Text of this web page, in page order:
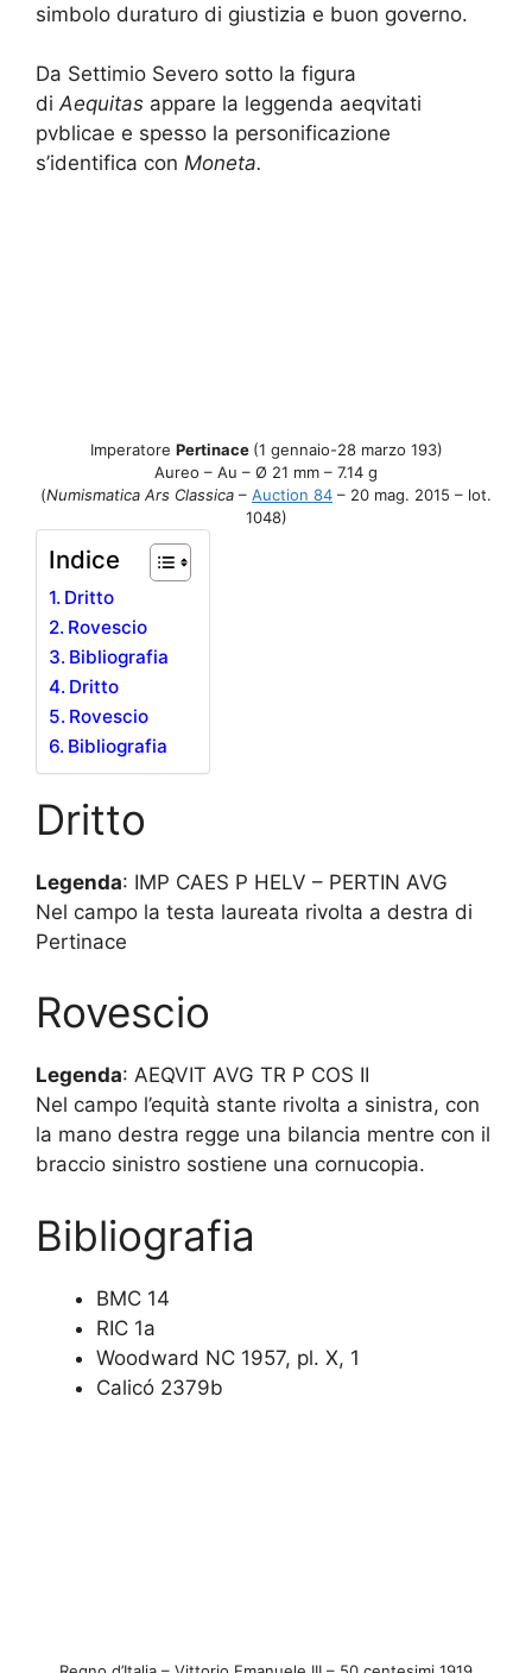
simbolo duraturo di giustizia e buon governo.
Da Settimio Severo sotto la figura
diAequitas appare la leggenda aeqvitati
pvblicae e spesso la personificazione
s’identifica con Moneta.
Imperatore Pertinace (1 gennaio-28 marzo 193)
Aureo – Au – Ø 21 mm – 7.14 g
(Numismatica Ars Classica – Auction 84 – 20 mag. 2015 – lot.
1048)
Indice
Dritto
Rovescio
Bibliografia
Dritto
Rovescio
Bibliografia
Dritto
Legenda: IMP CAES P HELV – PERTIN AVG
Nel campo la testa laureata rivolta a destra di
Pertinace
Rovescio
Legenda: AEQVIT AVG TR P COS II
Nel campo l’equità stante rivolta a sinistra, con
la mano destra regge una bilancia mentre con il
braccio sinistro sostiene una cornucopia.
Bibliografia
BMC 14
RIC 1a
Woodward NC 1957, pl. X, 1
Calicó 2379b